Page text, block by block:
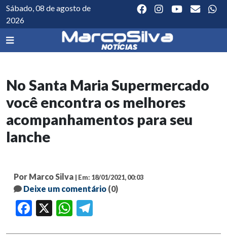
Sábado, 08 de agosto de
2026
No Santa Maria Supermercado
você encontra os melhores
acompanhamentos para seu
lanche
Por Marco Silva | Em: 18/01/2021, 00:03
Deixe um comentário (0)
Facebook WhatsApp